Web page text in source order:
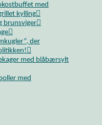
med
kylling
brunsviger
der
med blåbærsylt
med